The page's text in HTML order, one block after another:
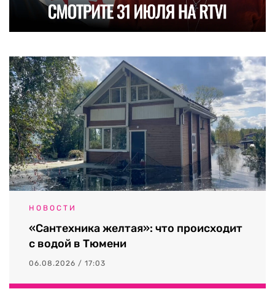
НОВОСТИ
«Сантехника желтая»: что происходит
с водой в Тюмени
06.08.2026 / 17:03